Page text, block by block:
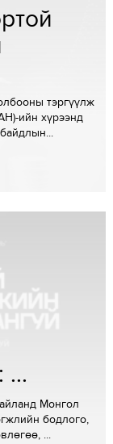
тэргүүлж
ийн хүрээнд
...
Монгол
бодлого,
...